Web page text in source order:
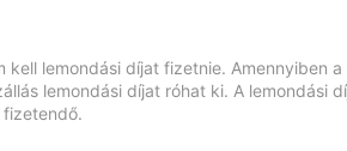
kell lemondási díjat fizetnie. Amennyiben
lemondási díjat róhat ki. A lemondási
fizetendő.